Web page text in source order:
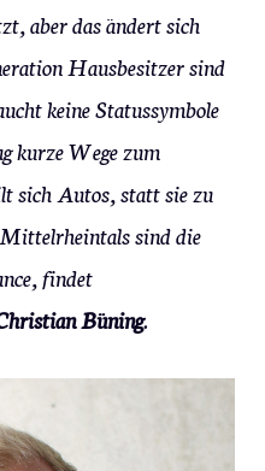
aber das ändert sich
Hausbesitzer sind
keine Statussymbole
kurze Wege zum
sich Autos, statt sie zu
sind die
findet
Büning.